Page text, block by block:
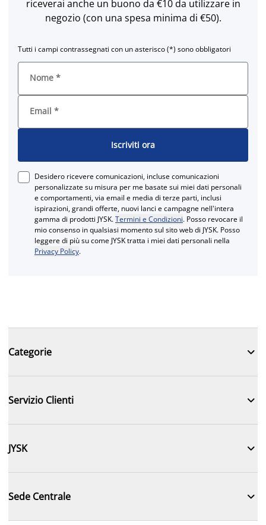
riceverai anche un buono da €10 da utilizzare in
negozio (con una spesa minima di €50).
Tutti i campi contrassegnati con un asterisco (*) sono obbligatori
Nome *
Email *
Iscriviti ora
Desidero ricevere comunicazioni, incluse comunicazioni
personalizzate su misura per me basate sui miei dati personali
e comportamenti, via email e media di terze parti, inclusi
ispirazioni, grandi offerte, nuovi lanci e campagne nell'intera
gamma di prodotti JYSK.Termini e Condizioni. Posso revocare il
mio consenso in qualsiasi momento sul sito web di JYSK. Posso
leggere di più su come JYSK tratta i miei dati personali nella
Privacy Policy.
Categorie 
Servizio Clienti 
JYSK 
Sede Centrale 